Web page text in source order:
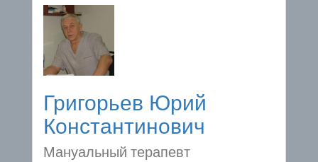
Григорьев Юрий
Константинович
Мануальный терапевт